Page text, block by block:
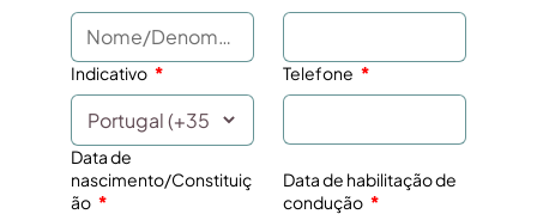
Indicativo Telefone
Data de
nascimento/Constituiç
ão
Data de habilitação de
condução